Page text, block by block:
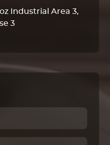
Industrial Area 3,
3